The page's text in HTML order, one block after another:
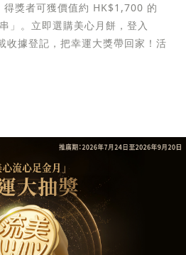
獎者可獲價值約 HK$1,700 的
」。立即選購美心月餅，登入
據登記，把幸運大獎帶回家！活